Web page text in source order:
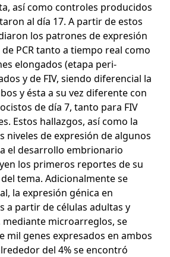
así como controles producidos
al día 17. A partir de estos
los patrones de expresión
PCR tanto a tiempo real como
elongados (etapa peri-
y de FIV, siendo diferencial la
y ésta a su vez diferente con
de día 7, tanto para FIV
Estos hallazgos, así como la
niveles de expresión de algunos
el desarrollo embrionario
los primeros reportes de su
tema. Adicionalmente se
la expresión génica en
a partir de células adultas y
mediante microarreglos, se
mil genes expresados en ambos
del 4% se encontró